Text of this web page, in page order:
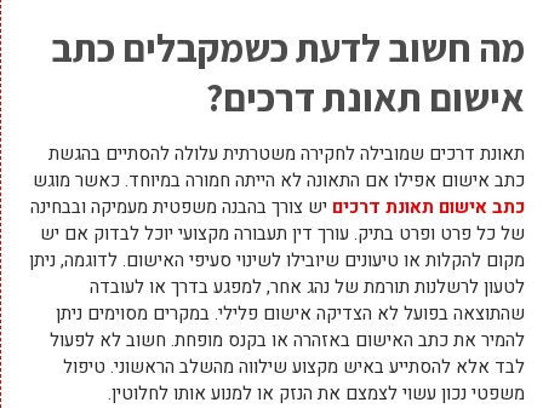
מה חשוב לדעת כשמקבלים כתב
אישום תאונת דרכים?
תאונת דרכים שמובילה לחקירה משטרתית עלולה להסתיים בהגשת
כתב אישום אפילו אם התאונה לא הייתה חמורה במיוחד. כאשר מוגש
כתב אישום תאונת דרכים יש צורך בהבנה משפטית מעמיקה ובבחינה
של כל פרט ופרט בתיק. עורך דין תעבורה מקצועי יוכל לבדוק אם יש
מקום להקלות או טיעונים שיובילו לשינוי סעיפי האישום. לדוגמה, ניתן
לטעון לרשלנות תורמת של נהג אחר, למפגע בדרך או לעובדה
שהתוצאה בפועל לא הצדיקה אישום פלילי. במקרים מסוימים ניתן
להמיר את כתב האישום באזהרה או בקנס מופחת. חשוב לא לפעול
לבד אלא להסתייע באיש מקצוע שילווה מהשלב הראשוני. טיפול
משפטי נכון עשוי לצמצם את הנזק או למנוע אותו לחלוטין.